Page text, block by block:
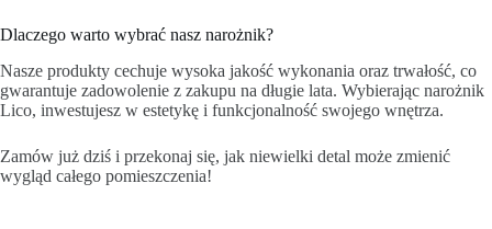
Dlaczego warto wybrać nasz narożnik?
Nasze produkty cechuje wysoka jakość wykonania oraz trwałość, co
gwarantuje zadowolenie z zakupu na długie lata. Wybierając narożnik
Lico, inwestujesz w estetykę i funkcjonalność swojego wnętrza.
Zamów już dziś i przekonaj się, jak niewielki detal może zmienić
wygląd całego pomieszczenia!